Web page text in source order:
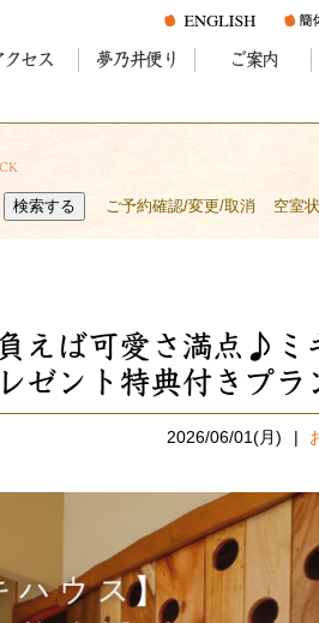
クセス 夢乃井便り ご案内
検索する ご予約確認/変更/取消 空室
えば可愛さ満点♪ミ
ゼント特典付きプラ
2026/06/01(月)